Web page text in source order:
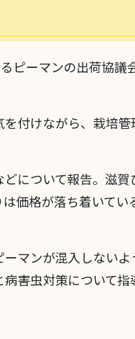
ピーマンの出荷協議
付けながら、栽培
について報告。滋
価格が落ち着いて
マンが混入しない
害虫対策について指